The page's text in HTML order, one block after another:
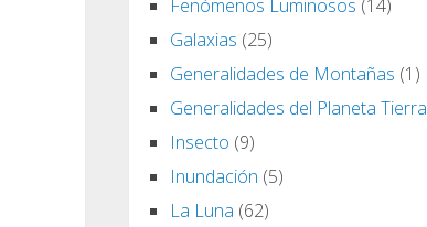
Fenómenos Luminosos (14)
Galaxias (25)
Generalidades de Montañas (1)
Generalidades del Planeta Tierra
Insecto (9)
Inundación (5)
La Luna (62)